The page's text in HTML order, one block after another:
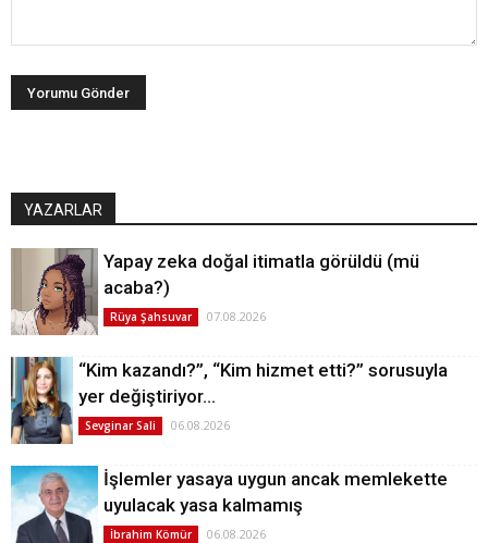
YAZARLAR
Yapay zeka doğal itimatla görüldü (mü
acaba?)
Rüya Şahsuvar 07.08.2026
“Kim kazandı?”, “Kim hizmet etti?” sorusuyla
yer değiştiriyor…
Sevginar Sali 06.08.2026
İşlemler yasaya uygun ancak memlekette
uyulacak yasa kalmamış
İbrahim Kömür 06.08.2026